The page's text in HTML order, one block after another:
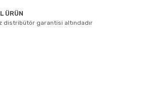
ÜRÜN
distribütör garantisi altındadır